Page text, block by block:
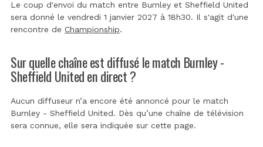
Le coup d'envoi du match entre Burnley et Sheffield United
sera donné le vendredi 1 janvier 2027 à 18h30. Il s'agit d'une
rencontre de Championship.
Sur quelle chaîne est diffusé le match Burnley -
Sheffield United en direct ?
Aucun diffuseur n’a encore été annoncé pour le match
Burnley - Sheffield United. Dès qu’une chaîne de télévision
sera connue, elle sera indiquée sur cette page.